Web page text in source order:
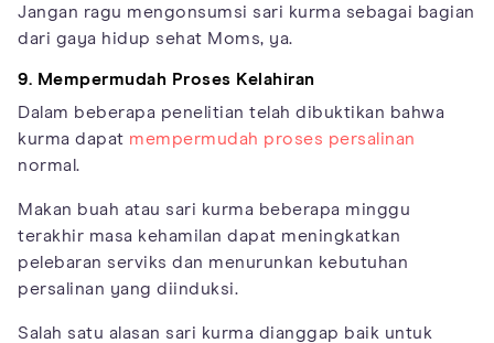
Jangan ragu mengonsumsi sari kurma sebagai bagian
dari gaya hidup sehat Moms, ya.
9. Mempermudah Proses Kelahiran
Dalam beberapa penelitian telah dibuktikan bahwa
kurma dapat mempermudah proses persalinan
normal.
Makan buah atau sari kurma beberapa minggu
terakhir masa kehamilan dapat meningkatkan
pelebaran serviks dan menurunkan kebutuhan
persalinan yang diinduksi.
Salah satu alasan sari kurma dianggap baik untuk